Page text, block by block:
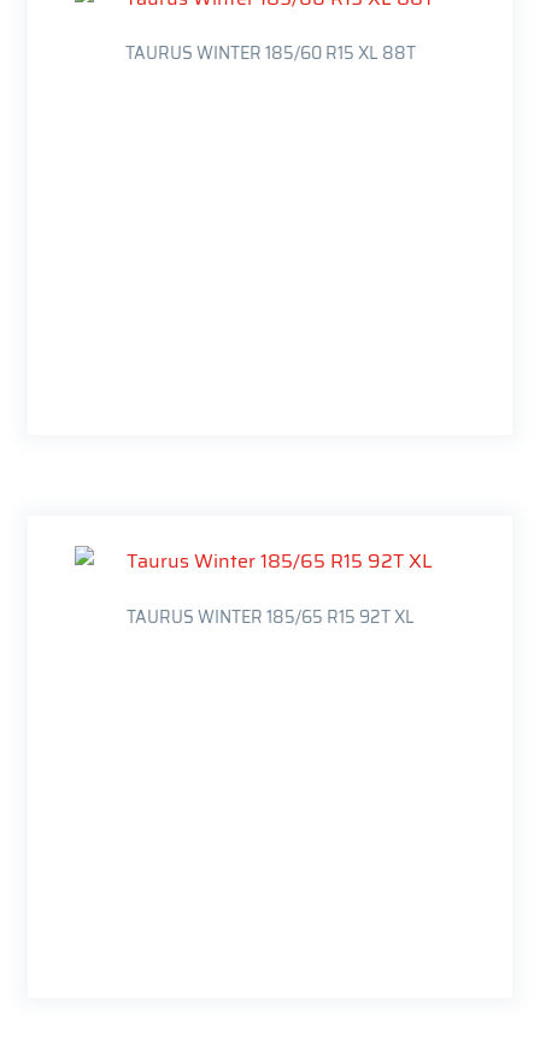
TAURUS WINTER 185/60 R15 XL 88T
TAURUS WINTER 185/65 R15 92T XL